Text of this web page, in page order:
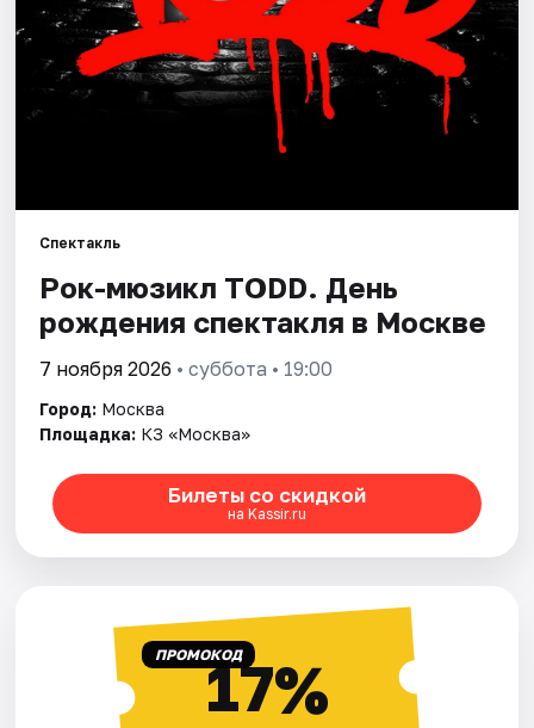
Спектакль
Рок-мюзикл TODD. День
рождения спектакля в Москве
7 ноября 2026 • суббота • 19:00
Город: Москва
Площадка: КЗ «Москва»
Билеты со скидкой
на Kassir.ru
ПРОМОКОД17%